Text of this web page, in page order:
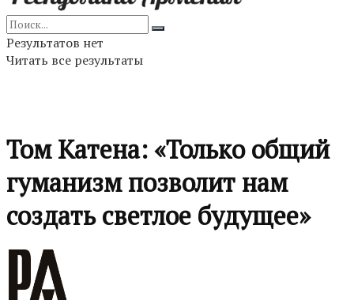
Результатов нет
Читать все результаты
Том Катена: «Только общий
гуманизм позволит нам
создать светлое будущее»